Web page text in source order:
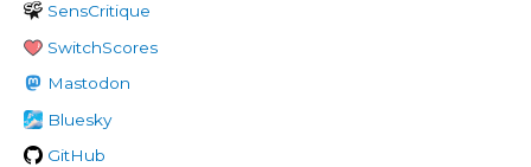
r
c
h
e
r
SensCritique
SwitchScores
Mastodon
Bluesky
GitHub